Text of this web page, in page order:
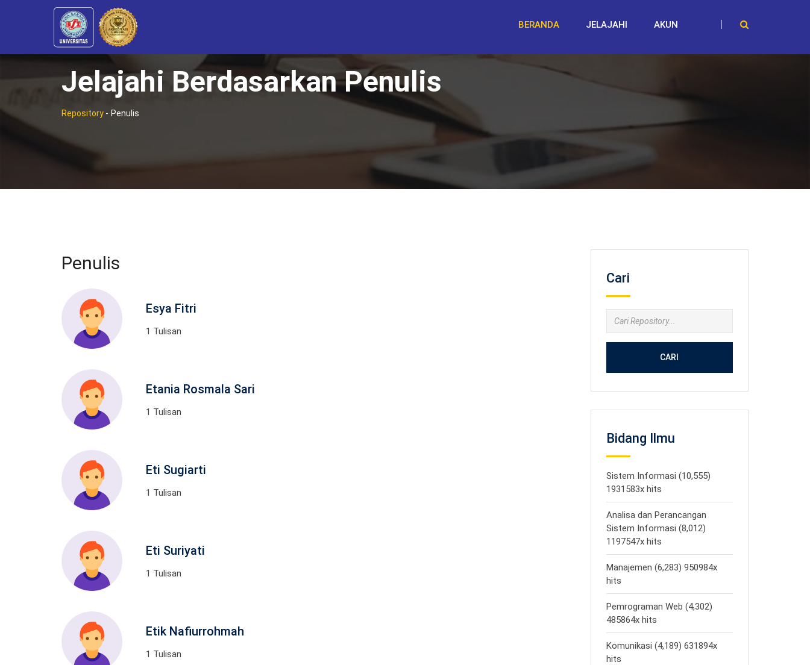
BERANDA JELAJAHI AKUN
Jelajahi Berdasarkan Penulis
Repository - Penulis
Penulis
Esya Fitri
1 Tulisan
Etania Rosmala Sari
1 Tulisan
Eti Sugiarti
1 Tulisan
Eti Suriyati
1 Tulisan
Etik Nafiurrohmah
1 Tulisan
Cari
CARI
Bidang Ilmu
Sistem Informasi (10,555)
1931583x hits
Analisa dan Perancangan
Sistem Informasi (8,012)
1197547x hits
Manajemen (6,283) 950984x
hits
Pemrograman Web (4,302)
485864x hits
Komunikasi (4,189) 631894x
hits